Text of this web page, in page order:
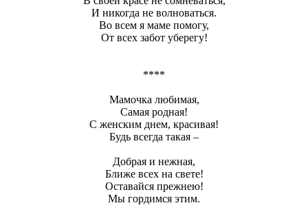
И никогда не волноваться.
Во всем я маме помогу,
От всех забот уберегу!
****
Мамочка любимая,
Самая родная!
С женским днем, красивая!
Будь всегда такая –
Добрая и нежная,
Ближе всех на свете!
Оставайся прежнею!
Мы гордимся этим.